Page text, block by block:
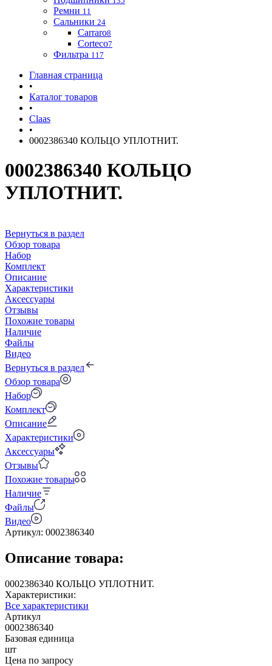
Ремни 11
Сальники 24
Carraro8
Corteco7
Фильтра 117
Главная страница
•
Каталог товаров
•
Claas
•
0002386340 КОЛЬЦО УПЛОТНИТ.
0002386340 КОЛЬЦО
УПЛОТНИТ.
Вернуться в раздел
Обзор товара
Набор
Комплект
Описание
Характеристики
Аксессуары
Отзывы
Похожие товары
Наличие
Файлы
Видео
Вернуться в раздел
Обзор товара
Набор
Комплект
Описание
Характеристики
Аксессуары
Отзывы
Похожие товары
Наличие
Файлы
Видео
Артикул: 0002386340
Описание товара:
0002386340 КОЛЬЦО УПЛОТНИТ.
Характеристики:
Все характеристики
Артикул
0002386340
Базовая единица
шт
Цена по запросу